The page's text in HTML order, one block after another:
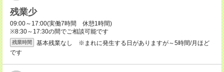
残業少
09:00～17:00(実働7時間 休憩1時間)
※8:30～17:30の間でご相談可能です
残業時間
基本残業なし ※まれに発生する日がありますが～5時間/月ほど
です